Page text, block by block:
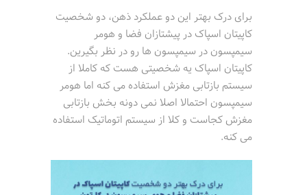
برای درک بهتر این دو عملکرد ذهن، دو شخصیت
کاپیتان اسپاک در پیشتازان فضا و هومر
سیمپسون در سیمپسون ها رو در نظر بگیرین.
کاپیتان اسپاک یه شخصیتی هست که کاملا از
سیستم بازتابی مغزش استفاده می کنه اما هومر
سیمپسون احتمالا اصلا نمی دونه بخش بازتابی
مغزش کجاست و کلا از سیستم اتوماتیک استفاده
می کنه.